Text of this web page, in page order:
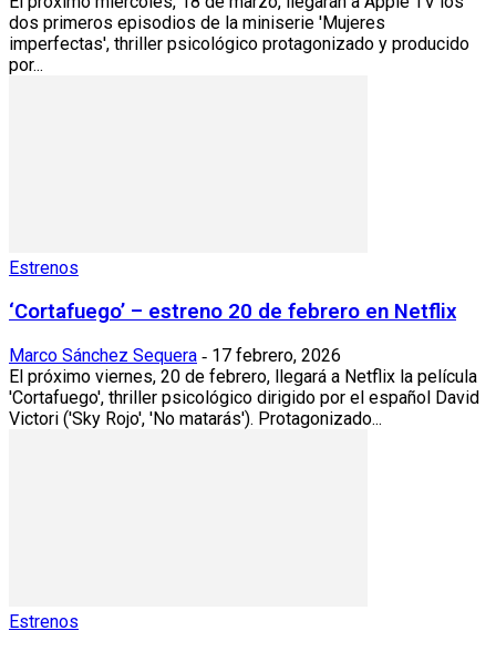
dos primeros episodios de la miniserie 'Mujeres
imperfectas', thriller psicológico protagonizado y producido
por...
Estrenos
‘Cortafuego’ – estreno 20 de febrero en Netflix
Marco Sánchez Sequera - 17 febrero, 2026
El próximo viernes, 20 de febrero, llegará a Netflix la película
'Cortafuego', thriller psicológico dirigido por el español David
Victori ('Sky Rojo', 'No matarás'). Protagonizado...
Estrenos